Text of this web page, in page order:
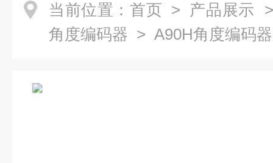
当前位置： 首页 > 产品展示
角度编码器 > A90H角度编码器